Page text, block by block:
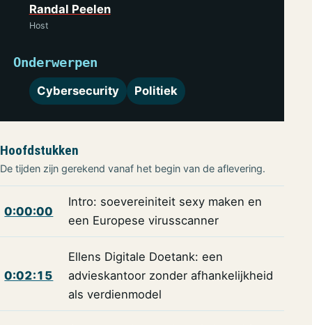
Randal Peelen
Host
Onderwerpen
Cybersecurity Politiek
Hoofdstukken
De tijden zijn gerekend vanaf het begin van de aflevering.
0:00:00
Intro: soevereiniteit sexy maken en
een Europese virusscanner
0:02:15
Ellens Digitale Doetank: een
advieskantoor zonder afhankelijkheid
als verdienmodel